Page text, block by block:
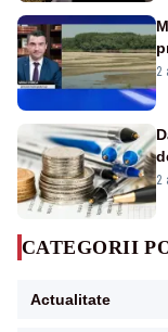
2
2
CATEGORII
Actualitate